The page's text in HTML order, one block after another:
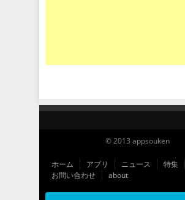
© 2013 appsouken
ホーム アプリ ニュース 特集
お問い合わせ
about